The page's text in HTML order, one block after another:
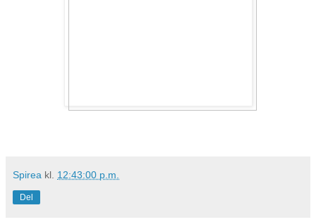
Spirea kl. 12:43:00 p.m.
Del